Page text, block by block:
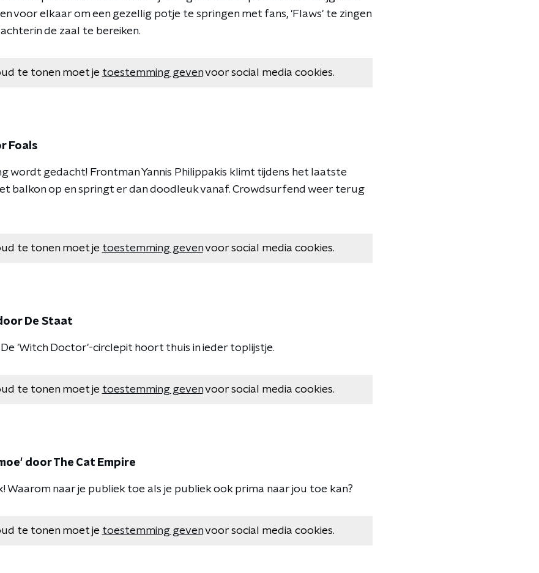
voor elkaar om een gezellig potje te springen met fans, 'Flaws' te zingen
de zaal te bereiken.
te tonen moet je toestemming gevenvoor social media cookies.
Foals
wordt gedacht! Frontman Yannis Philippakis klimt tijdens het laatste
balkon op en springt er dan doodleuk vanaf. Crowdsurfend weer terug
te tonen moet je toestemming gevenvoor social media cookies.
De Staat
De 'Witch Doctor'-circlepit hoort thuis in ieder toplijstje.
te tonen moet je toestemming gevenvoor social media cookies.
door The Cat Empire
Waarom naar je publiek toe als je publiek ook prima naar jou toe kan?
te tonen moet je toestemming gevenvoor social media cookies.